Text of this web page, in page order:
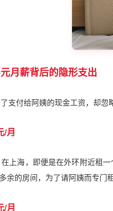
月薪背后的隐形支出
支付给阿姨的现金工资，却忽
/月
上海，即便是在外环附近租
余的房间，为了请阿姨而专门
/月